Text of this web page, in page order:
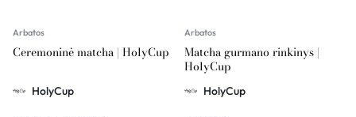
Arbatos
Ceremoninė matcha | HolyCup
HolyCup
Arbatos
Matcha gurmano rinkinys |
HolyCup
HolyCup